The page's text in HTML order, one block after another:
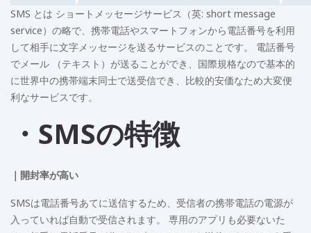
SMS とは ショートメッセージサービス（英: short message
service）の略で、携帯電話やスマートフォンから電話番号を利用
して相手に文字メッセージを送るサービスのことです。 電話番号
でメール （テキスト）が送ることができ、国際規格なので基本的
に世界中の携帯端末同士で送受信でき、比較的安価なため大変便
利なサービスです。
・SMSの特徴
｜開封率が高い
SMSは電話番号あてに送信するため、受信者の携帯電話の電源が
入っていれば自動で受信されます。 専用のアプリも必要ないた